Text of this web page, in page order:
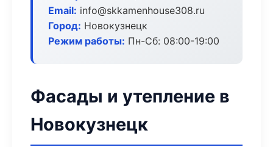
Email: info@skkamenhouse308.ru
Город: Новокузнецк
Режим работы: Пн-Сб: 08:00-19:00
Фасады и утепление в
Новокузнецк